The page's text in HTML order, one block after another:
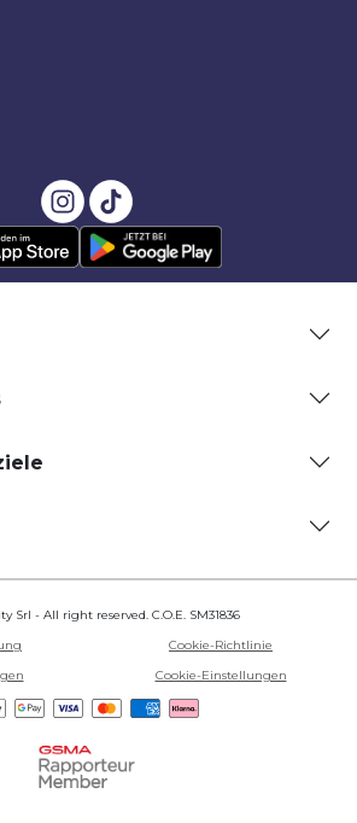
Srl - All right reserved. C.O.E. SM31836
Cookie-Richtlinie
Cookie-Einstellungen